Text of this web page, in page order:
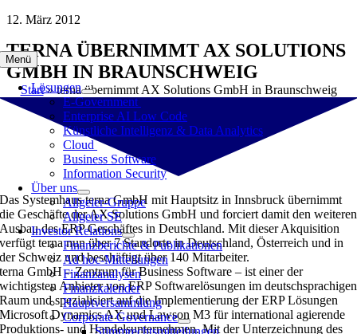
Zum
springen
Menü
Lösungen
E-Government
Enterprise AI Low Code
Künstliche Intelligenz & Data Analytics
Cloud
Business Software
Information Security
Über uns
Allgeier-Gruppe
Allgeier SE
Investor Relations
Finanzberichte & Publikationen
Ad hoc-Mitteilungen
Finanzanalysen
Finanzkalender
Hauptversammlung
Corporate Governance
Stimmrechtsmitteilungen
12. März 2012
TERNA ÜBERNIMMT AX SOLUTIONS
GMBH IN BRAUNSCHWEIG
Start»terna übernimmt AX Solutions GmbH in Braunschweig
Das Systemhaus terna GmbH mit Hauptsitz in Innsbruck übernimmt
die Geschäfte der AX Solutions GmbH und forciert damit den weiteren
Ausbau des ERP Geschäftes in Deutschland. Mit dieser Akquisition
verfügt terna nun über 7 Standorte in Deutschland, Österreich und in
der Schweiz und beschäftigt über 140 Mitarbeiter.
terna GmbH – Zentrum für Business Software – ist einer der
wichtigsten Anbieter von ERP Softwarelösungen im deutschsprachigen
Raum und spezialisiert auf die Implementierung der ERP Lösungen
Microsoft Dynamics AX und Lawson M3 für international agierende
Produktions- und Handelsunternehmen. Mit der Unterzeichnung des